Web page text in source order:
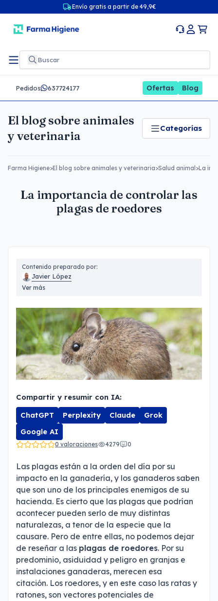
Envío gratis a partir de 49,9€
Pedidos 637724177 Ofertas Blog
El blog sobre animales
y veterinaria
Categorías
Farma Higiene>El blog sobre animales y veterinaria>Salud animal >La
La importancia de controlar las
plagas de roedores
Contenido preparado por:
Javier López
Ver más
Compartir y resumir con IA:
ChatGPT
Perplexity Claude
Grok
Google AI
0 valoraciones 4279 0
Las plagas están a la orden del día por su
impacto en la ganadería, y los ganaderos saben
que son uno de los principales enemigos de su
hacienda. Es cierto que las plagas que podrían
acontecer pueden serlo de muy distintas
naturalezas, a tenor de la especie que la
causare. Pero de entre ellas, no podemos dejar
de reseñar a las plagas de roedores. Por su
predominio, asiduidad y peligro en granjas e
instalaciones ganaderas, merecen esa
citación. Los roedores, y en este caso las ratas y
ratones, son vectores potenciales de